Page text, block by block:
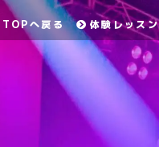
TOPへ戻る 体験レッスン